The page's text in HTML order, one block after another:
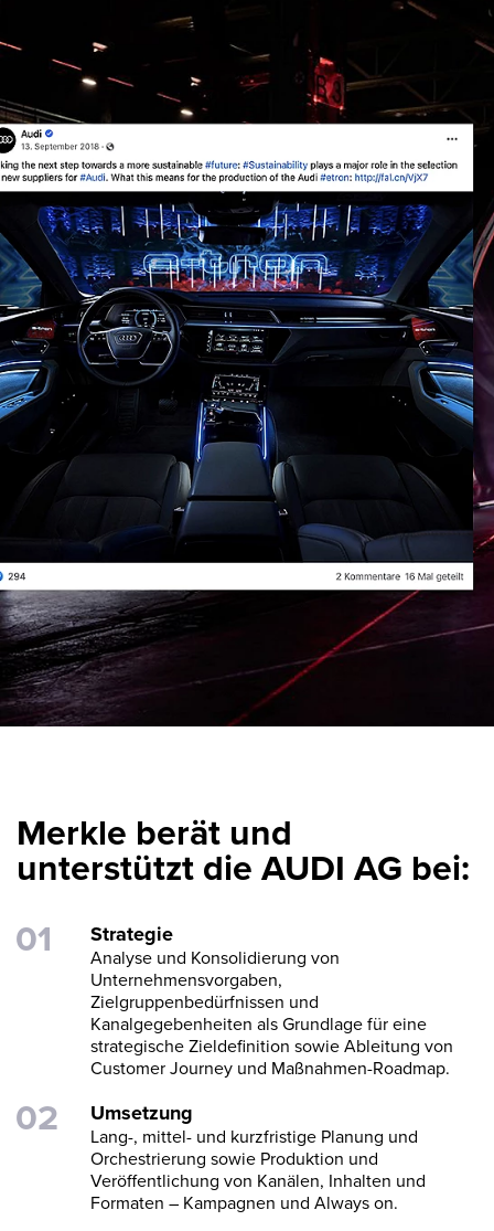
Merkle berät und
unterstützt die AUDI AG bei:
Strategie
Analyse und Konsolidierung von
Unternehmensvorgaben,
Zielgruppenbedürfnissen und
Kanalgegebenheiten als Grundlage für eine
strategische Zieldefinition sowie Ableitung von
Customer Journey und Maßnahmen-Roadmap.
Umsetzung
Lang-, mittel- und kurzfristige Planung und
Orchestrierung sowie Produktion und
Veröffentlichung von Kanälen, Inhalten und
Formaten – Kampagnen und Always on.